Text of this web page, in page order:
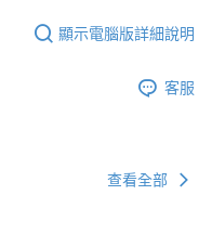
顯示電腦版詳細說明
客服
查看全部